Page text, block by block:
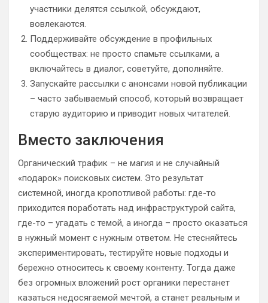
участники делятся ссылкой, обсуждают,
вовлекаются.
Поддерживайте обсуждение в профильных
сообществах: не просто спамьте ссылками, а
включайтесь в диалог, советуйте, дополняйте.
Запускайте рассылки с анонсами новой публикации
– часто забываемый способ, который возвращает
старую аудиторию и приводит новых читателей.
Вместо заключения
Органический трафик – не магия и не случайный
«подарок» поисковых систем. Это результат
системной, иногда кропотливой работы: где-то
приходится поработать над инфраструктурой сайта,
где-то – угадать с темой, а иногда – просто оказаться
в нужный момент с нужным ответом. Не стесняйтесь
экспериментировать, тестируйте новые подходы и
бережно относитесь к своему контенту. Тогда даже
без огромных вложений рост органики перестанет
казаться недосягаемой мечтой, а станет реальным и